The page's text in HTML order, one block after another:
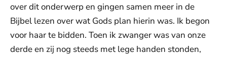
over dit onderwerp en gingen samen meer in de
Bijbel lezen over wat Gods plan hierin was. Ik begon
voor haar te bidden. Toen ik zwanger was van onze
derde en zij nog steeds met lege handen stonden,